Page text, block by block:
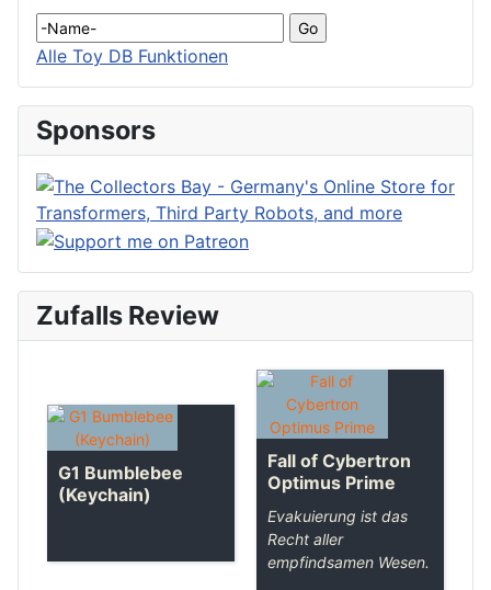
Alle Toy DB Funktionen
Sponsors
Zufalls Review
G1 Bumblebee
(Keychain)
Fall of Cybertron
Optimus Prime
Evakuierung ist das
Recht aller
empfindsamen Wesen.